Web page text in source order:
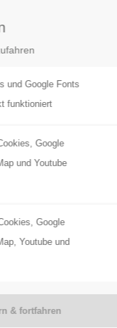
in touch
Cybersteel Inc.
Francisco, CA 94102
Have any questions?
+44 1234 567 890
info@yourdomain.com
und Google Fonts
funktioniert
Google
und Youtube
Google
Youtube und